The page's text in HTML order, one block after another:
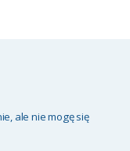
ale nie mogę się